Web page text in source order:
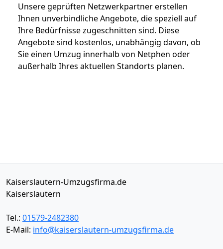
Unsere geprüften Netzwerkpartner erstellen
Ihnen unverbindliche Angebote, die speziell auf
Ihre Bedürfnisse zugeschnitten sind. Diese
Angebote sind kostenlos, unabhängig davon, ob
Sie einen Umzug innerhalb von Netphen oder
außerhalb Ihres aktuellen Standorts planen.
Kaiserslautern-Umzugsfirma.de
Kaiserslautern
Tel.: 01579-2482380
E-Mail: info@kaiserslautern-umzugsfirma.de